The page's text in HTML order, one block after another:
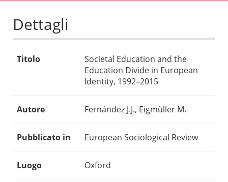
Dettagli
Titolo
Societal Education and the
Education Divide in European
Identity, 1992–2015
Autore Fernández J.J., Eigmüller M.
Pubblicato in European Sociological Review
Luogo Oxford